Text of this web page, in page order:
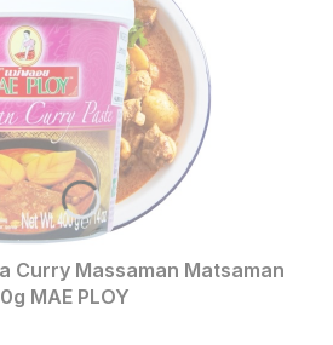
Curry Massaman Matsaman
MAE PLOY